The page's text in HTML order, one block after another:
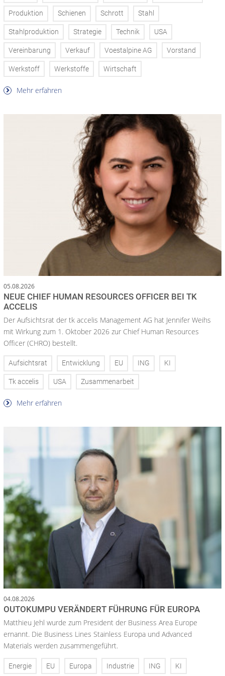
Produktion Schienen Schrott Stahl
Stahlproduktion Strategie Technik USA
Vereinbarung Verkauf Voestalpine AG Vorstand
Werkstoff Werkstoffe Wirtschaft
Mehr erfahren
05.08.2026
NEUE CHIEF HUMAN RESOURCES OFFICER BEI TK
ACCELIS
Der Aufsichtsrat der tk accelis Management AG hat Jennifer Weihs
mit Wirkung zum 1. Oktober 2026 zur Chief Human Resources
Officer (CHRO) bestellt.
Aufsichtsrat Entwicklung EU ING KI
Tk accelis USA Zusammenarbeit
Mehr erfahren
04.08.2026
OUTOKUMPU VERÄNDERT FÜHRUNG FÜR EUROPA
Matthieu Jehl wurde zum President der Business Area Europe
ernannt. Die Business Lines Stainless Europa und Advanced
Materials werden zusammengeführt.
Energie EU Europa Industrie ING KI